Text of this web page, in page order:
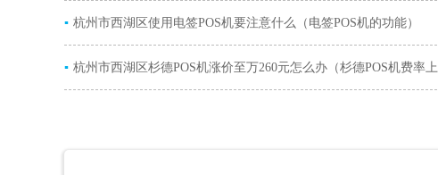
疑）
▪ 杭州市西湖区使用电签POS机要注意什么（电签POS机的功能）
▪ 杭州市西湖区杉德POS机涨价至万260元怎么办（杉德POS机费率上